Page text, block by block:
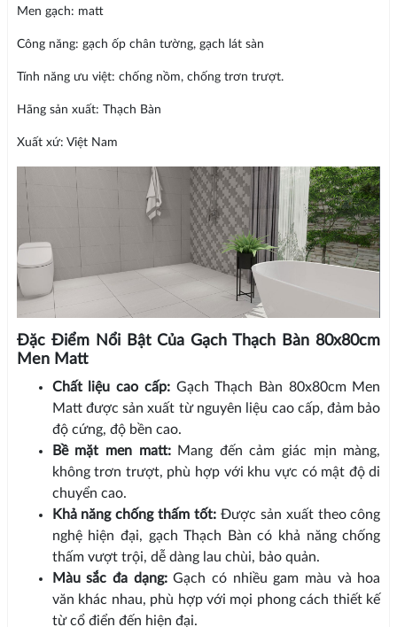
Men gạch: matt
Công năng: gạch ốp chân tường, gạch lát sàn
Tính năng ưu việt: chống nồm, chống trơn trượt.
Hãng sản xuất: Thạch Bàn
Xuất xứ: Việt Nam
Đặc Điểm Nổi Bật Của Gạch Thạch Bàn 80x80cm
Men Matt
Chất liệu cao cấp:Gạch Thạch Bàn 80x80cm Men
Matt được sản xuất từ nguyên liệu cao cấp, đảm bảo
độ cứng, độ bền cao.
Bề mặt men matt:Mang đến cảm giác mịn màng,
không trơn trượt, phù hợp với khu vực có mật độ di
chuyển cao.
Khả năng chống thấm tốt: Được sản xuất theo công
nghệ hiện đại, gạch Thạch Bàn có khả năng chống
thấm vượt trội, dễ dàng lau chùi, bảo quản.
Màu sắc đa dạng:Gạch có nhiều gam màu và hoa
văn khác nhau, phù hợp với mọi phong cách thiết kế
từ cổ điển đến hiện đại.